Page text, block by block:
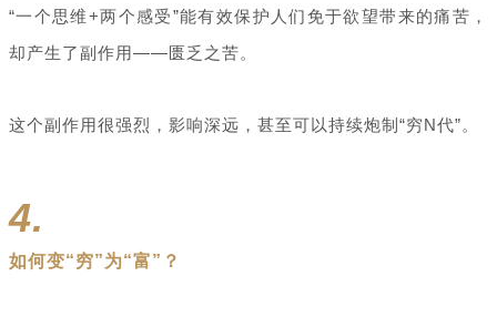
“一个思维+两个感受”能有效保护人们免于欲望带来的痛苦，
却产生了副作用——匮乏之苦。
这个副作用很强烈，影响深远，甚至可以持续炮制“穷N代”。
4.
如何变“穷”为“富”？